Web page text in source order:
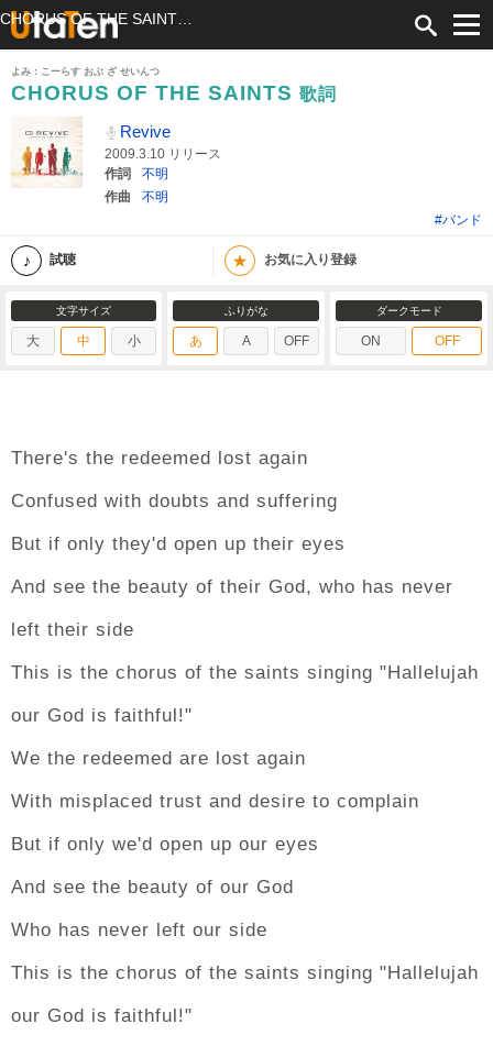
よみ：こーらす おぶ ざ せいんつ
CHORUS OF THE SAINTS 歌詞
Revive
2009.3.10 リリース
作詞
不明
作曲
不明
#バンド
試聴 ★ お気に入り登録
文字サイズ
大 中 小
ふりがな
あ A OFF
ダークモード
ON OFF
There's the redeemed lost again
Confused with doubts and suffering
But if only they'd open up their eyes
And see the beauty of their God, who has never
left their side
This is the chorus of the saints singing "Hallelujah
our God is faithful!"
We the redeemed are lost again
With misplaced trust and desire to complain
But if only we'd open up our eyes
And see the beauty of our God
Who has never left our side
This is the chorus of the saints singing "Hallelujah
our God is faithful!"